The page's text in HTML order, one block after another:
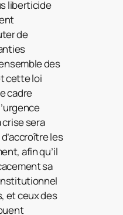
liberticide
de
des
cette loi
cadre
sera
les
afin qu’il
sa
et ceux des